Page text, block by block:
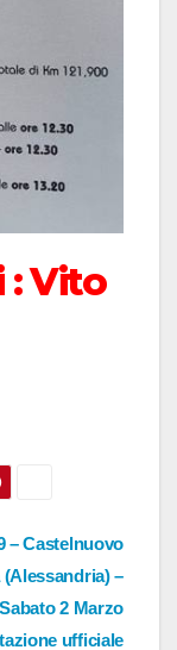
: Vito
– Castelnuovo
–
2 Marzo
ufficiale